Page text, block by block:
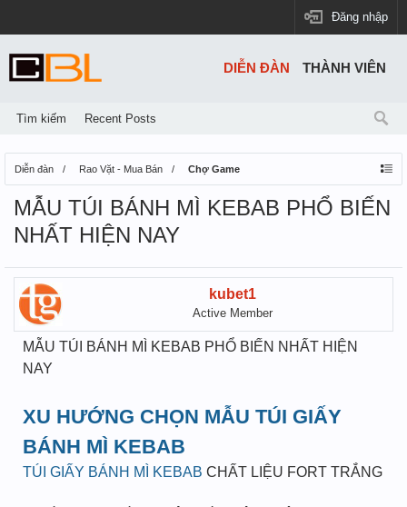
Đăng nhập
Diễn đàn Rao Vặt - Mua Bán Chợ Game
MẪU TÚI BÁNH MÌ KEBAB PHỔ BIẾN
NHẤT HIỆN NAY
kubet1
Active Member
MẪU TÚI BÁNH MÌ KEBAB PHỔ BIẾN NHẤT HIỆN
NAY
XU HƯỚNG CHỌN MẪU TÚI GIẤY
BÁNH MÌ KEBAB
TÚI GIẤY BÁNH MÌ KEBAB CHẤT LIỆU FORT TRẮNG
DIỄN ĐÀN
Tìm kiếm Recent Posts
THÀNH VIÊN